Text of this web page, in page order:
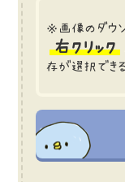
※画像のダウ
右クリック
存が選択でき